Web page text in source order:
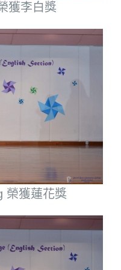
獲李白獎
榮獲蓮花獎